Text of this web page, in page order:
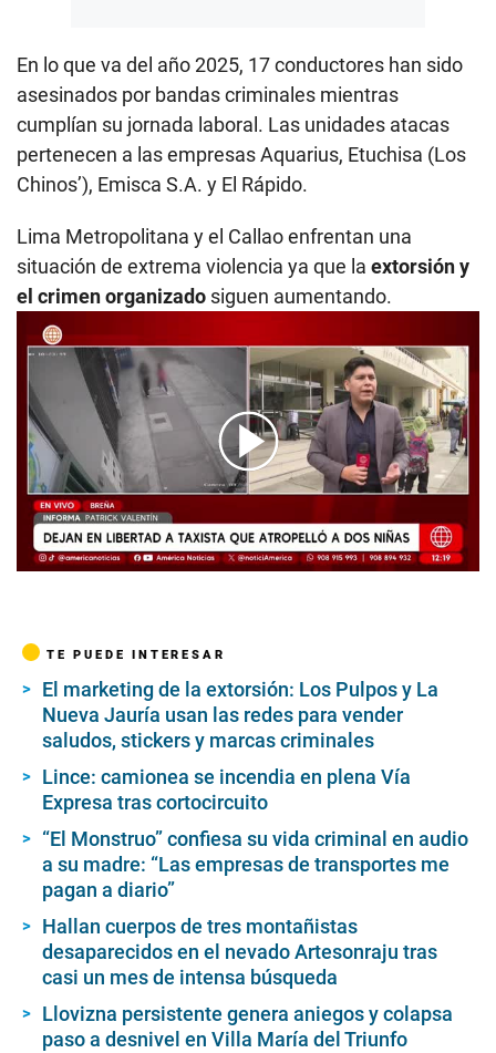
En lo que va del año 2025, 17 conductores han sido
asesinados por bandas criminales mientras
cumplían su jornada laboral. Las unidades atacas
pertenecen a las empresas Aquarius, Etuchisa (Los
Chinos’), Emisca S.A. y El Rápido.
Lima Metropolitana y el Callao enfrentan una
situación de extrema violencia ya que la extorsión y
el crimen organizado siguen aumentando.
00:00/04:13
TE PUEDE INTERESAR
El marketing de la extorsión: Los Pulpos y La
Nueva Jauría usan las redes para vender
saludos, stickers y marcas criminales
Lince: camionea se incendia en plena Vía
Expresa tras cortocircuito
“El Monstruo” confiesa su vida criminal en audio
a su madre: “Las empresas de transportes me
pagan a diario”
Hallan cuerpos de tres montañistas
desaparecidos en el nevado Artesonraju tras
casi un mes de intensa búsqueda
Llovizna persistente genera aniegos y colapsa
paso a desnivel en Villa María del Triunfo